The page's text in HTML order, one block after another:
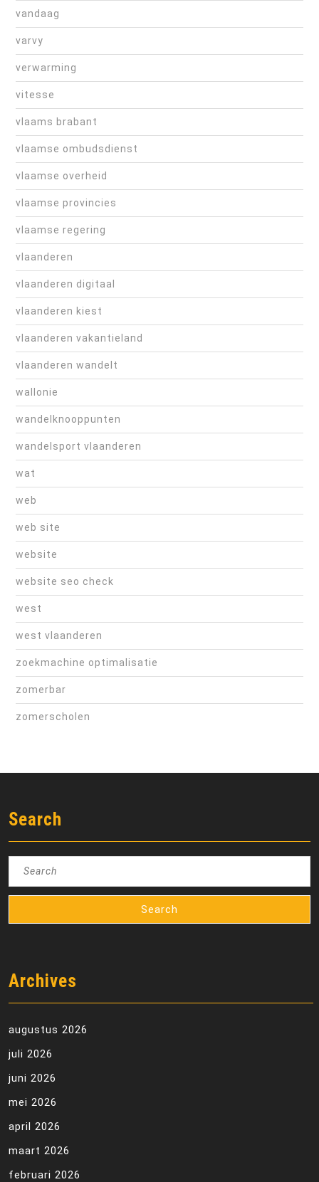
vandaag
varvy
verwarming
vitesse
vlaams brabant
vlaamse ombudsdienst
vlaamse overheid
vlaamse provincies
vlaamse regering
vlaanderen
vlaanderen digitaal
vlaanderen kiest
vlaanderen vakantieland
vlaanderen wandelt
wallonie
wandelknooppunten
wandelsport vlaanderen
wat
web
web site
website
website seo check
west
west vlaanderen
zoekmachine optimalisatie
zomerbar
zomerscholen
Search
Search
Archives
augustus 2026
juli 2026
juni 2026
mei 2026
april 2026
maart 2026
februari 2026